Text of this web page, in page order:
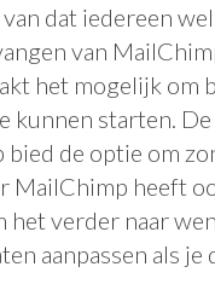
dat iedereen
van
het mogelijk om
kunnen starten.
bied de optie om
MailChimp heeft
het verder naar
aanpassen als